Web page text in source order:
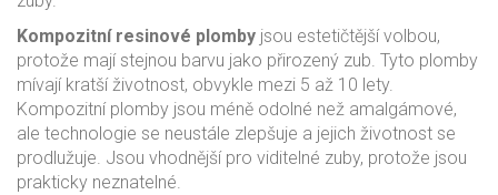
Kompozitní resinové plomby jsou estetičtější volbou,
protože mají stejnou barvu jako přirozený zub. Tyto plomby
mívají kratší životnost, obvykle mezi 5 až 10 lety.
Kompozitní plomby jsou méně odolné než amalgámové,
ale technologie se neustále zlepšuje a jejich životnost se
prodlužuje. Jsou vhodnější pro viditelné zuby, protože jsou
prakticky neznatelné.